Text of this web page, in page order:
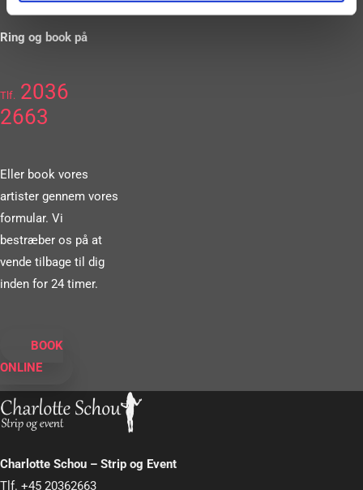
Ring og book på
Tlf. 2036
2663
Eller book vores
artister gennem vores
formular. Vi
bestræber os på at
vende tilbage til dig
inden for 24 timer.
BOOK
ONLINE
Charlotte Schou – Strip og Event
Tlf. +45 20362663